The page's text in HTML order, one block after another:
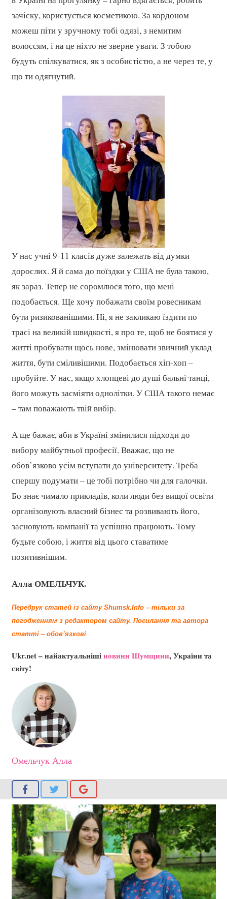
зачіску, користується косметикою. За кордоном
можеш піти у зручному тобі одязі, з немитим
волоссям, і на це ніхто не зверне уваги. З тобою
будуть спілкуватися, як з особистістю, а не через те, у
що ти одягнутий.
У нас учні 9-11 класів дуже залежать від думки
дорослих. Я й сама до поїздки у США не була такою,
як зараз. Тепер не соромлюся того, що мені
подобається. Ще хочу побажати своїм ровесникам
бути ризикованішими. Ні, я не закликаю їздити по
трасі на великій швидкості, я про те, щоб не боятися у
житті пробувати щось нове, змінювати звичний уклад
життя, бути сміливішими. Подобається хіп-хоп –
пробуйте. У нас, якщо хлопцеві до душі бальні танці,
його можуть засміяти однолітки. У США такого немає
– там поважають твій вибір.
А ще бажає, аби в Україні змінилися підходи до
вибору майбутньої професії. Вважає, що не
обов’язково усім вступати до університету. Треба
спершу подумати – це тобі потрібно чи для галочки.
Бо знає чимало прикладів, коли люди без вищої освіти
організовують власний бізнес та розвивають його,
засновують компанії та успішно працюють. Тому
будьте собою, і життя від цього ставатиме
позитивнішим.
Алла ОМЕЛЬЧУК.
Передрук статей із сайту Shumsk.Info – тільки за
погодженням з редактором сайту. Посилання та автора
статті – обов’язкові
Ukr.net – найактуальнішіновини Шумщини, України та
світу!
Омельчук Алла